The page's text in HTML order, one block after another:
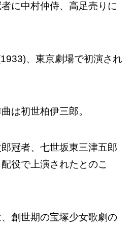
に中村仲侍、高足売りに
、東京劇場で初演され
は初世柏伊三郎。
冠者、七世坂東三津五郎
役で上演されたとのこ
創世期の宝塚少女歌劇の